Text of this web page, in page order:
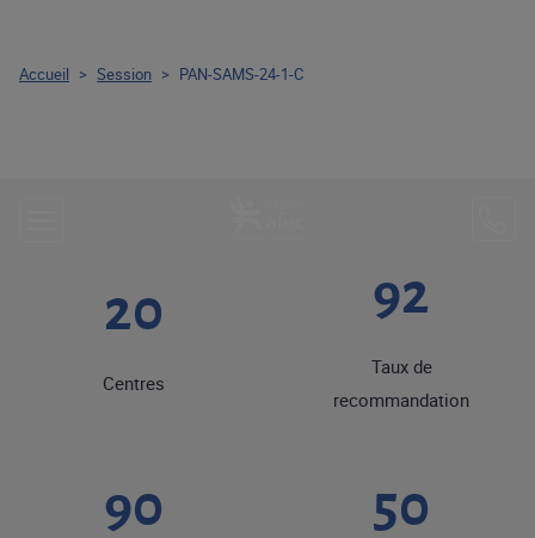
20
Centres
92
Taux de
recommandation
90 50
Accueil > Session > PAN-SAMS-24-1-C